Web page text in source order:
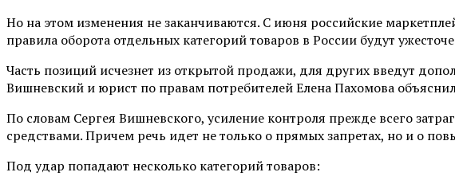
Но на этом изменения не заканчиваются. С июня российские
правила оборота отдельных категорий товаров в России будут
Часть позиций исчезнет из открытой продажи, для других введут
Вишневский и юрист по правам потребителей Елена Пахомова
По словам Сергея Вишневского, усиление контроля прежде всего
средствами. Причем речь идет не только о прямых запретах, но и о
Под удар попадают несколько категорий товаров: